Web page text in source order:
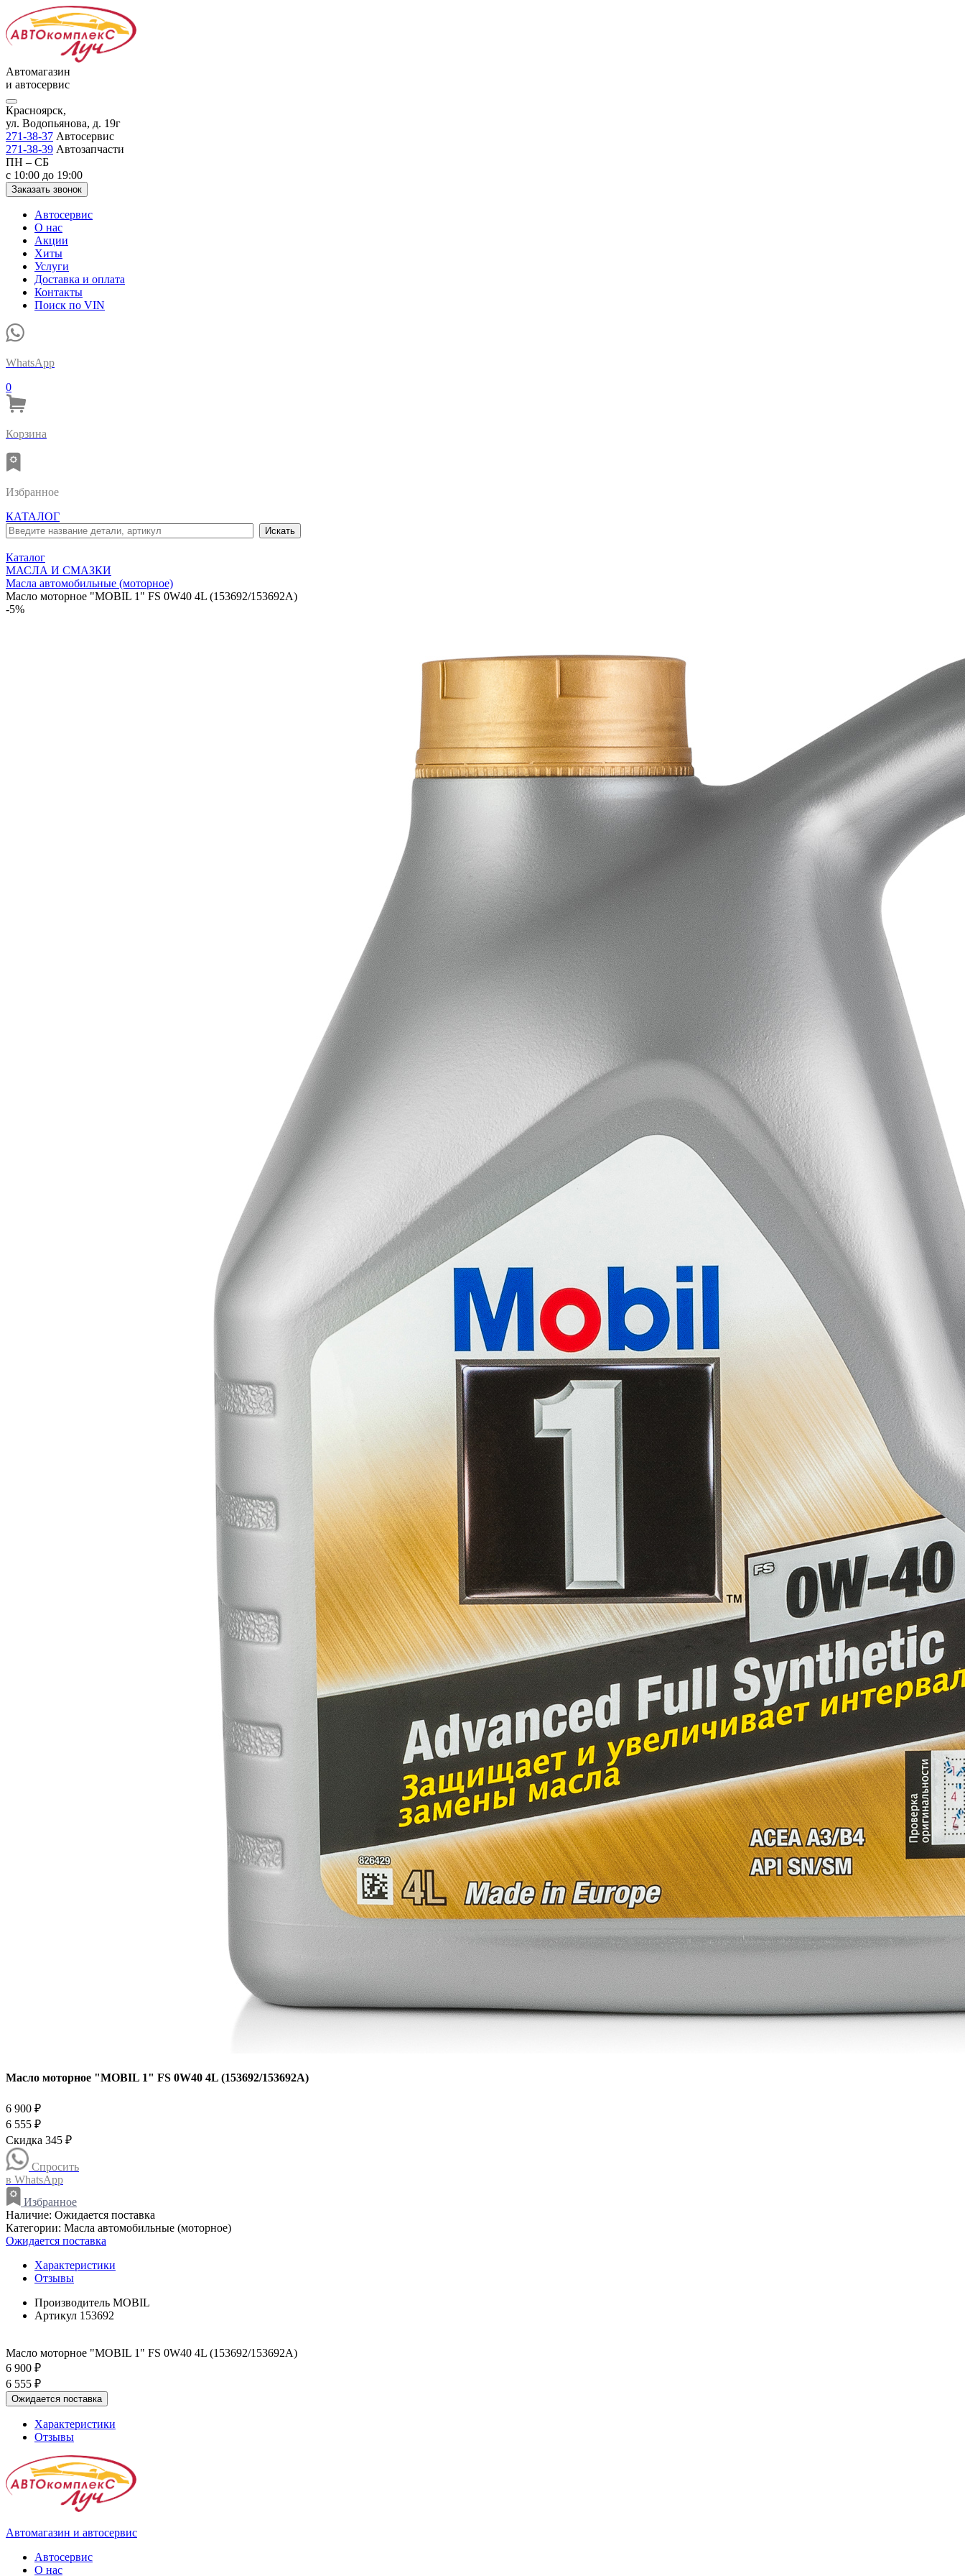
Автомагазин
и автосервис
Красноярск,
ул. Водопьянова, д. 19г
271-38-37 Автосервис
271-38-39 Автозапчасти
ПН – СБ
с 10:00 до 19:00
Заказать звонок
Автосервис
О нас
Акции
Хиты
Услуги
Доставка и оплата
Контакты
Поиск по VIN
WhatsApp
0
Корзина
Избранное
КАТАЛОГ
Каталог
МАСЛА И СМАЗКИ
Масла автомобильные (моторное)
Масло моторное "MOBIL 1" FS 0W40 4L (153692/153692A)
-5%
Масло моторное "MOBIL 1" FS 0W40 4L (153692/153692A)
6 900 ₽
6 555 ₽
Скидка 345 ₽
Спросить
в WhatsApp
Избранное
Наличие: Ожидается поставка
Категории: Масла автомобильные (моторное)
Ожидается поставка
Характеристики
Отзывы
Производитель MOBIL
Артикул 153692
Масло моторное "MOBIL 1" FS 0W40 4L (153692/153692A)
6 900 ₽
6 555 ₽
Ожидается поставка
Характеристики
Отзывы
Автомагазин и автосервис
Автосервис
О нас